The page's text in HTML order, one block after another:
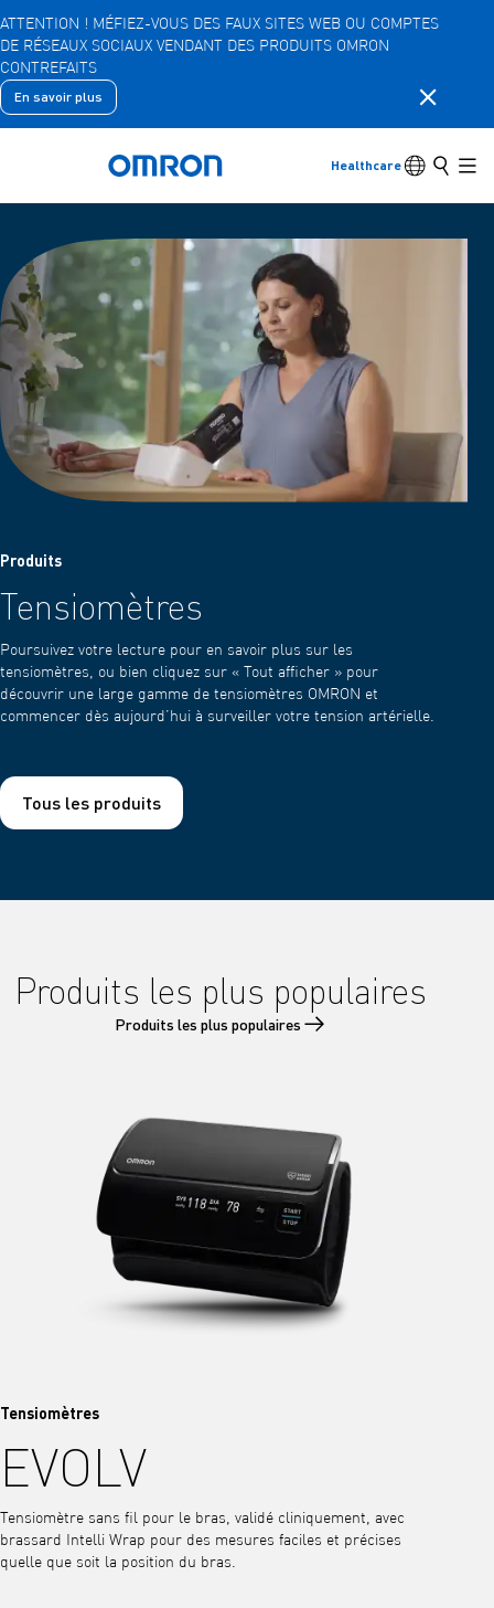
Skip
to
main
content
ATTENTION ! MÉFIEZ-VOUS DES FAUX SITES WEB OU COMPTES
DE RÉSEAUX SOCIAUX VENDANT DES PRODUITS OMRON
CONTREFAITS
En savoir plus Fermer
Retour à l'accueil
Healthcare
Retour
Retourner au menu précédent
Produits
Voir les éléments du menu sous-jacent
Accessoires
Voir les éléments du menu sous-jacent
Produits
Tensiomètres
Poursuivez votre lecture pour en savoir plus sur les
tensiomètres, ou bien cliquez sur « Tout afficher » pour
découvrir une large gamme de tensiomètres OMRON et
commencer dès aujourd’hui à surveiller votre tension artérielle.
Tous les produits
Produits les plus populaires
Produits les plus populaires
Tensiomètres
EVOLV
Tensiomètre sans fil pour le bras, validé cliniquement, avec
brassard Intelli Wrap pour des mesures faciles et précises
quelle que soit la position du bras.